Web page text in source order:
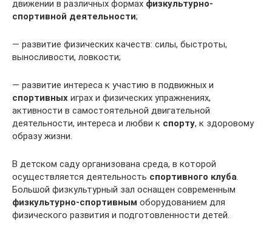
движении в различных формах физкультурно-
спортивной деятельности;
— развитие физических качеств: силы, быстроты,
выносливости, ловкости;
— развитие интереса к участию в подвижных и
спортивных играх и физических упражнениях,
активности в самостоятельной двигательной
деятельности, интереса и любви к спорту, к здоровому
образу жизни.
В детском саду организована среда, в которой
осуществляется деятельность спортивного клуба.
Большой физкультурный зал оснащен современным
физкультурно-спортивным оборудованием для
физического развития и подготовленности детей.